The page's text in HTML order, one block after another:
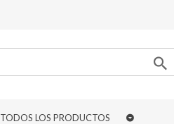
TODOS LOS PRODUCTOS